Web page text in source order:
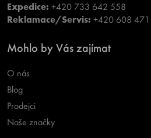
Expedice: +420 733 642 558
Reklamace/Servis: +420 608
Mohlo by Vás zajímat
O nás
Blog
Prodejci
Naše značky